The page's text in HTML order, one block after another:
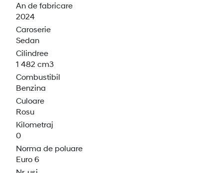
An de fabricare
2024
Caroserie
Sedan
Cilindree
1 482 cm3
Combustibil
Benzina
Culoare
Rosu
Kilometraj
0
Norma de poluare
Euro 6